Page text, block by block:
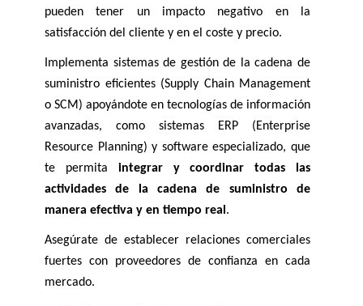
pueden tener un impacto negativo en la
satisfacción del cliente y en el coste y precio.
Implementa sistemas de gestión de la cadena de
suministro eficientes (Supply Chain Management
o SCM) apoyándote en tecnologías de información
avanzadas, como sistemas ERP (Enterprise
Resource Planning) y software especializado, que
te permita integrar y coordinar todas las
actividades de la cadena de suministro de
manera efectiva y en tiempo real.
Asegúrate de establecer relaciones comerciales
fuertes con proveedores de confianza en cada
mercado.